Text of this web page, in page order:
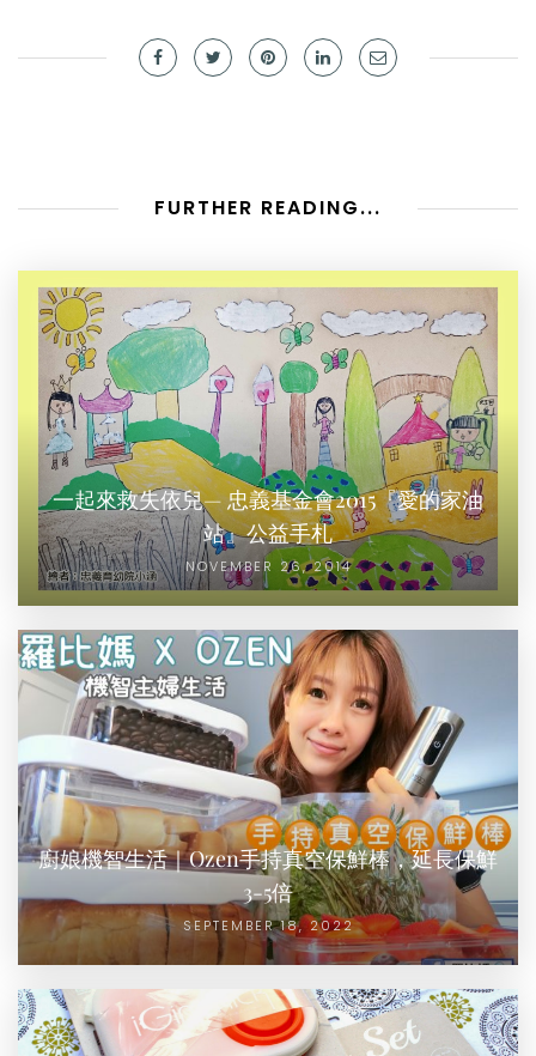
FURTHER READING...
一起來救失依兒— 忠義基金會2015『愛的家油
站』公益手札
NOVEMBER 26, 2014
廚娘機智生活｜Ozen手持真空保鮮棒，延長保鮮
3-5倍
SEPTEMBER 18, 2022